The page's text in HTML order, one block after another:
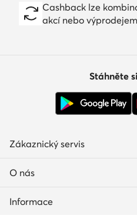
Cashback lze
akcí nebo výprodejem
Stáhněte
Zákaznický servis
O nás
Informace